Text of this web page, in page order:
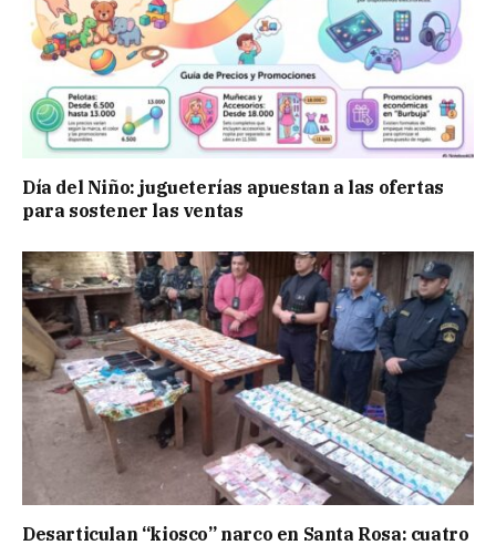
Día del Niño: jugueterías apuestan a las ofertas
para sostener las ventas
Desarticulan “kiosco” narco en Santa Rosa: cuatro